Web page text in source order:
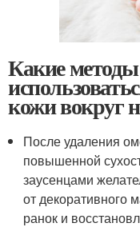
Какие
кожи вокруг
После удаления
повышенной
заусенцами
от декоративного
ранок и